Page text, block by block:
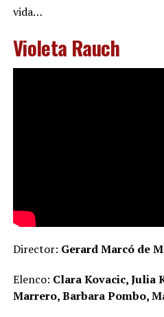
vida…
Violeta Rauch
Director: Gerard Marcó de
Elenco: Clara Kovacic, Julia
Marrero, Barbara Pombo,